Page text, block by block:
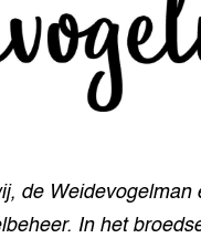
de Weidevogelman
In het